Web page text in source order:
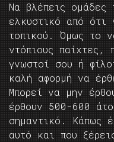
Να βλέπεις ομάδες
ελκυστικό από
τοπικού. Όμως το
ντόπιους παίχτες,
γνωστοί σου ή
καλή αφορμή να
Μπορεί να μην
έρθουν 500-600
σημαντικό. Κάπως
αυτό και που